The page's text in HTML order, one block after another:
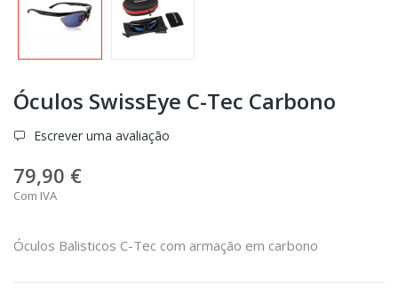
Óculos SwissEye C-Tec Carbono
Escrever uma avaliação
79,90 €
Com IVA
Óculos Balisticos C-Tec com armação em carbono